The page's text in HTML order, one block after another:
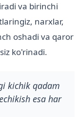
va birinchi
narxlar,
oshadi va qaror
ko'rinadi.
kichik qadam
esa har